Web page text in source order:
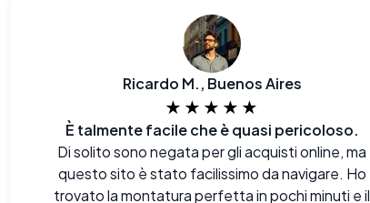
Ricardo M., Buenos Aires
★★★★★
È talmente facile che è quasi pericoloso.
Di solito sono negata per gli acquisti online, ma
questo sito è stato facilissimo da navigare. Ho
trovato la montatura perfetta in pochi minuti e il